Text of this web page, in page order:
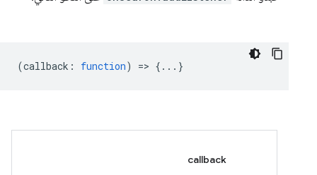
(callback : function) => {...}
callback